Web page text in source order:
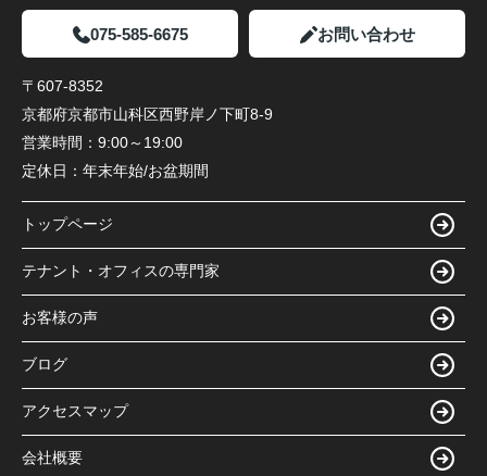
075-585-6675 お問い合わせ
〒607-8352
京都府京都市山科区西野岸ノ下町8-9
営業時間： 9:00～19:00
定休日： 年末年始/お盆期間
トップページ
テナント・オフィスの専門家
お客様の声
ブログ
アクセスマップ
会社概要